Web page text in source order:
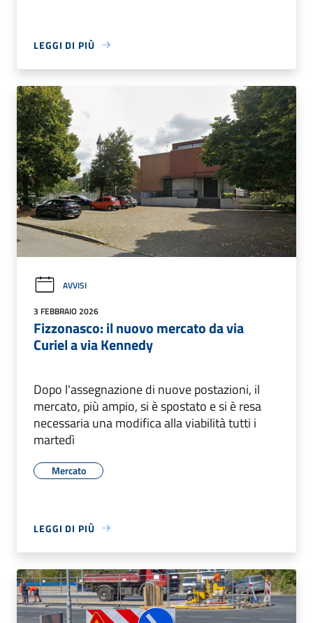
LEGGI DI PIÙ
AVVISI
3 FEBBRAIO 2026
Fizzonasco: il nuovo mercato da via
Curiel a via Kennedy
Dopo l'assegnazione di nuove postazioni, il
mercato, più ampio, si è spostato e si è resa
necessaria una modifica alla viabilità tutti i
martedì
Mercato
LEGGI DI PIÙ